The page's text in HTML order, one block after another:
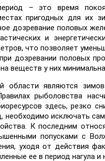
– это время
пригодных для их
дозревание половых
и
что позволяет
дозревании половых
веществ у них
являются
рыболовства
здесь, резко
необходимо исключать
К последним
попусками с
уходя от действия
ее в период нагула